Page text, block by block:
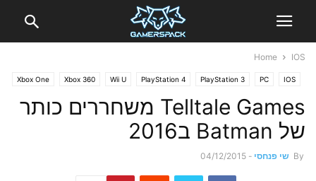
Home IOS
IOS
PC
PlayStation 3
PlayStation 4
Wii U
Xbox 360
Xbox One
וידאו חדשות
Telltale Games משחררים כותר
של Batman ב2016
By שי פנחסי -
04/12/2015